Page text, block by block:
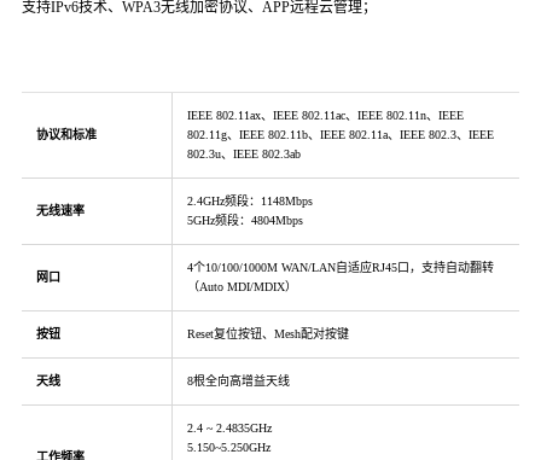
支持IPv6技术、WPA3无线加密协议、 APP远程云管理；
协议和标准
IEEE 802.11ax、IEEE 802.11ac、IEEE 802.11n、IEEE
802.11g、IEEE 802.11b、IEEE 802.11a、IEEE 802.3、IEEE
802.3u、IEEE 802.3ab
无线速率
2.4GHz频段：1148Mbps
5GHz频段：4804Mbps
网口
4个10/100/1000M WAN/LAN自适应RJ45口，支持自动翻转
（Auto MDI/MDIX）
按钮 Reset复位按钮、Mesh配对按键
天线 8根全向高增益天线
2.4 ~ 2.4835GHz
5.150~5.250GHz